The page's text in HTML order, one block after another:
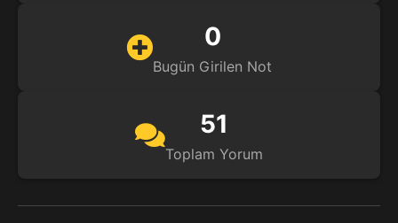
0
Bugün Girilen Not
51
Toplam Yorum